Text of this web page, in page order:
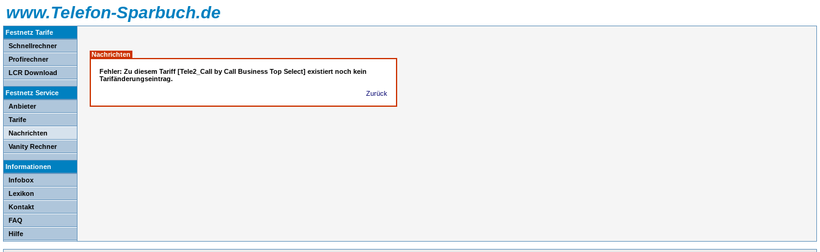
www.Telefon-Sparbuch.de
Festnetz Tarife
Schnellrechner
Profirechner
LCR Download
Festnetz Service
Anbieter
Tarife
Nachrichten
Vanity Rechner
Informationen
Infobox
Lexikon
Kontakt
FAQ
Hilfe
Nachrichten
Fehler: Zu diesem Tariff [Tele2_Call by Call Business Top Select] existiert noch kein
Tarifänderungseintrag.
Zurück